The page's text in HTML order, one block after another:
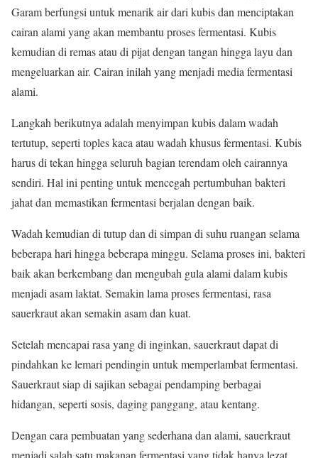
Garam berfungsi untuk menarik air dari kubis dan menciptakan
cairan alami yang akan membantu proses fermentasi. Kubis
kemudian di remas atau di pijat dengan tangan hingga layu dan
mengeluarkan air. Cairan inilah yang menjadi media fermentasi
alami.
Langkah berikutnya adalah menyimpan kubis dalam wadah
tertutup, seperti toples kaca atau wadah khusus fermentasi. Kubis
harus di tekan hingga seluruh bagian terendam oleh cairannya
sendiri. Hal ini penting untuk mencegah pertumbuhan bakteri
jahat dan memastikan fermentasi berjalan dengan baik.
Wadah kemudian di tutup dan di simpan di suhu ruangan selama
beberapa hari hingga beberapa minggu. Selama proses ini, bakteri
baik akan berkembang dan mengubah gula alami dalam kubis
menjadi asam laktat. Semakin lama proses fermentasi, rasa
sauerkraut akan semakin asam dan kuat.
Setelah mencapai rasa yang di inginkan, sauerkraut dapat di
pindahkan ke lemari pendingin untuk memperlambat fermentasi.
Sauerkraut siap di sajikan sebagai pendamping berbagai
hidangan, seperti sosis, daging panggang, atau kentang.
Dengan cara pembuatan yang sederhana dan alami, sauerkraut
menjadi salah satu makanan fermentasi yang tidak hanya lezat,